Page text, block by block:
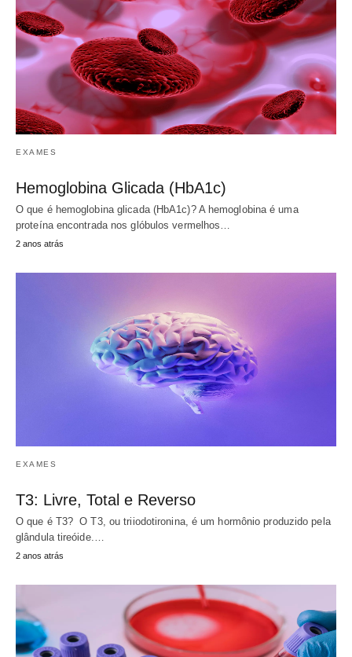
EXAMES
Hemoglobina Glicada (HbA1c)
O que é hemoglobina glicada (HbA1c)? A hemoglobina é uma
proteína encontrada nos glóbulos vermelhos…
2 anos atrás
EXAMES
T3: Livre, Total e Reverso
O que é T3? O T3, ou triiodotironina, é um hormônio produzido pela
glândula tireóide.…
2 anos atrás